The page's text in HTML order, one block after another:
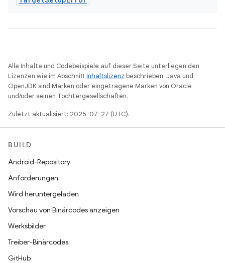
Alle Inhalte und Codebeispiele auf dieser Seite unterliegen den
Lizenzen wie im AbschnittInhaltslizenz beschrieben. Java und
OpenJDK sind Marken oder eingetragene Marken von Oracle
und/oder seinen Tochtergesellschaften.
Zuletzt aktualisiert: 2025-07-27 (UTC).
BUILD
Android-Repository
Anforderungen
Wird heruntergeladen
Vorschau von Binärcodes anzeigen
Werksbilder
Treiber-Binärcodes
GitHub